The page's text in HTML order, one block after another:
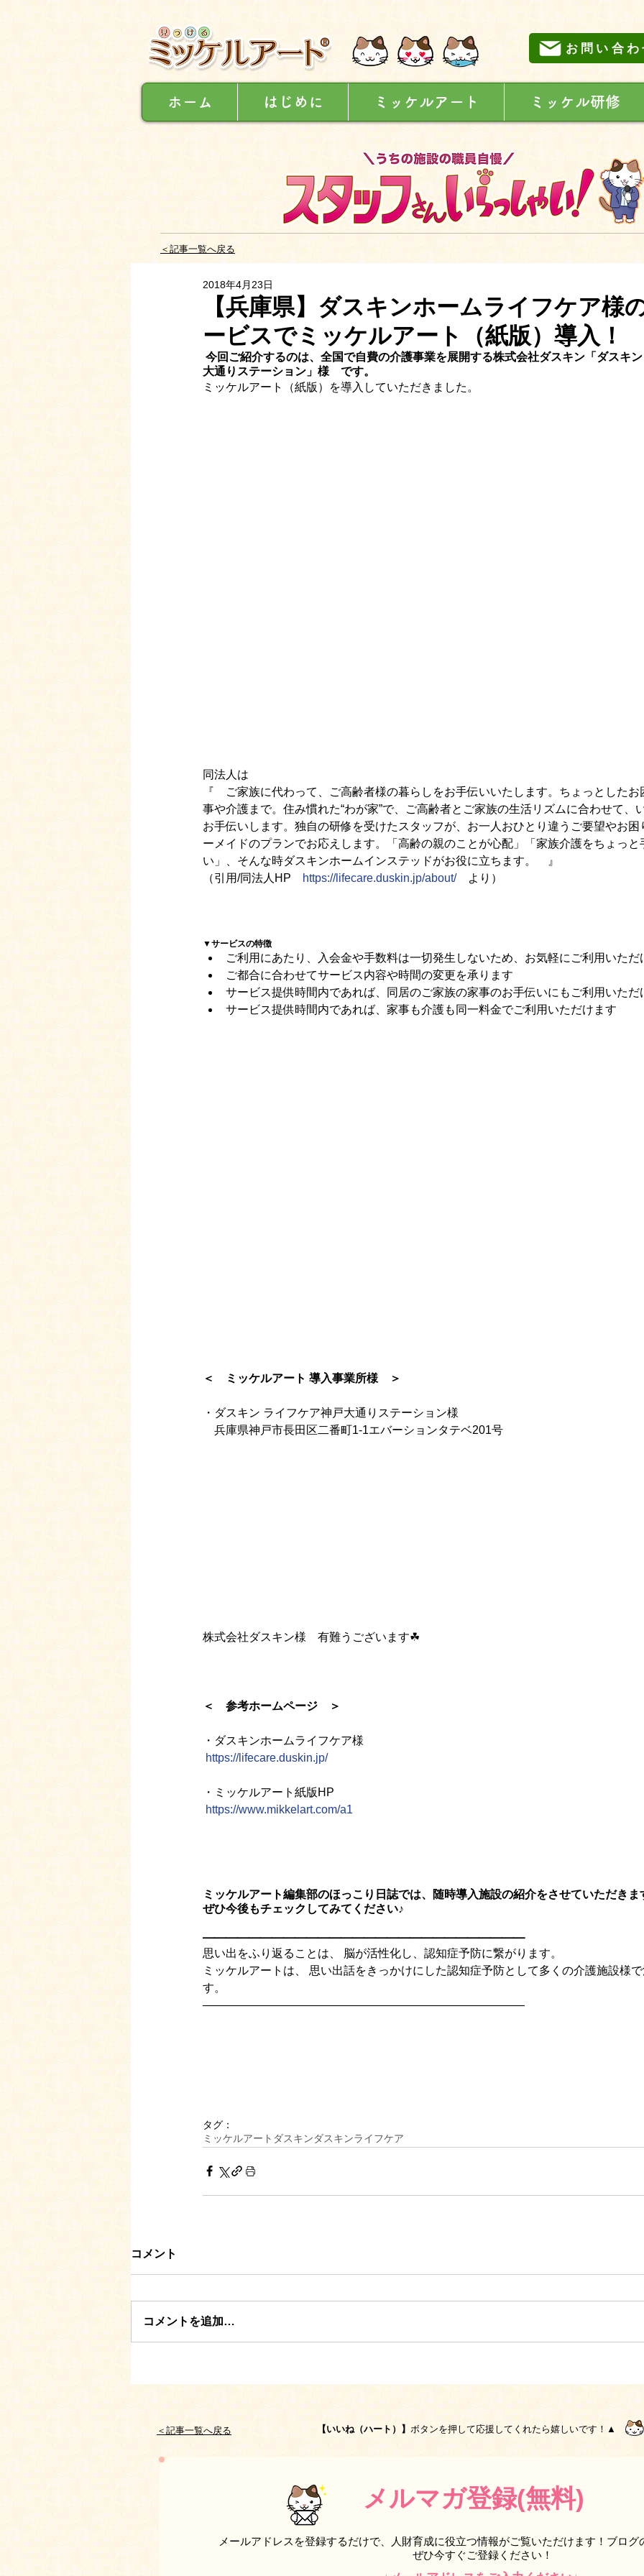
お問い合
ホーム はじめに ミッケルアート ミッケル研修
＜記事一覧へ戻る
【兵庫県】ダスキンホームライフケア様
ービスでミッケルアート（紙版）導入！
2018年4月23日
大通りステーション」​​様　です。
ミッケルアート（紙版）を導入していただきました。
同法人は
『　ご家族に代わって、ご高齢者様の暮らしをお手伝いいたします。ちょっとした
事や介護まで。住み慣れた“わが家”で、ご高齢者とご家族の生活リズムに合わせて、
お手伝いします。独自の研修を受けたスタッフが、お一人おひとり違うご要望やお困
ーメイドのプランでお応えします。「高齢の親のことが心配」「家族介護をちょっと
い」、そんな時ダスキンホームインステッドがお役に立ちます。　』
（引用/同法人HP
https://lifecare.duskin.jp/about/ より）
▼サービスの特徴
ご利用にあたり、入会金や手数料は一切発生しないため、お気軽にご利用いた
ご都合に合わせてサービス内容や時間の変更を承ります
サービス提供時間内であれば、同居のご家族の家事のお手伝いにもご利用いた
サービス提供時間内であれば、家事も介護も同一料金でご利用いただけます
＜　ミッケルアート 導入事業所様　＞
・ダスキン ライフケア神戸大通りステーション様
兵庫県神戸市長田区二番町1-1エバーションタテベ201号
株式会社ダスキン様　有難うございます☘
＜　参考ホームページ　＞
・ダスキンホームライフケア様
https://lifecare.duskin.jp/
・ミッケルアート紙版HP
https://www.mikkelart.com/a1
ミッケルアート編集部のほっこり日誌では、随時導入施設の紹介をさせていただきま
ぜひ今後もチェックしてみてください♪
————————————————————————————
思い出をふり返ることは、 脳が活性化し、認知症予防に繋がります。
ミッケルアートは、 思い出話をきっかけにした認知症予防として多くの介護施設様
す。
————————————————————————————
タグ：
ミッケルアート ダスキンダスキンライフケア
コメント
コメントを追加…
＜記事一覧へ戻る 【いいね（ハート）】 ボタンを押して応援してくれたら嬉しいです！▲
メルマガ登録(無料)
メールアドレスを登録するだけで、人財育成に役立つ情報がご覧いただけます！ブログ
ぜひ今すぐご登録ください！